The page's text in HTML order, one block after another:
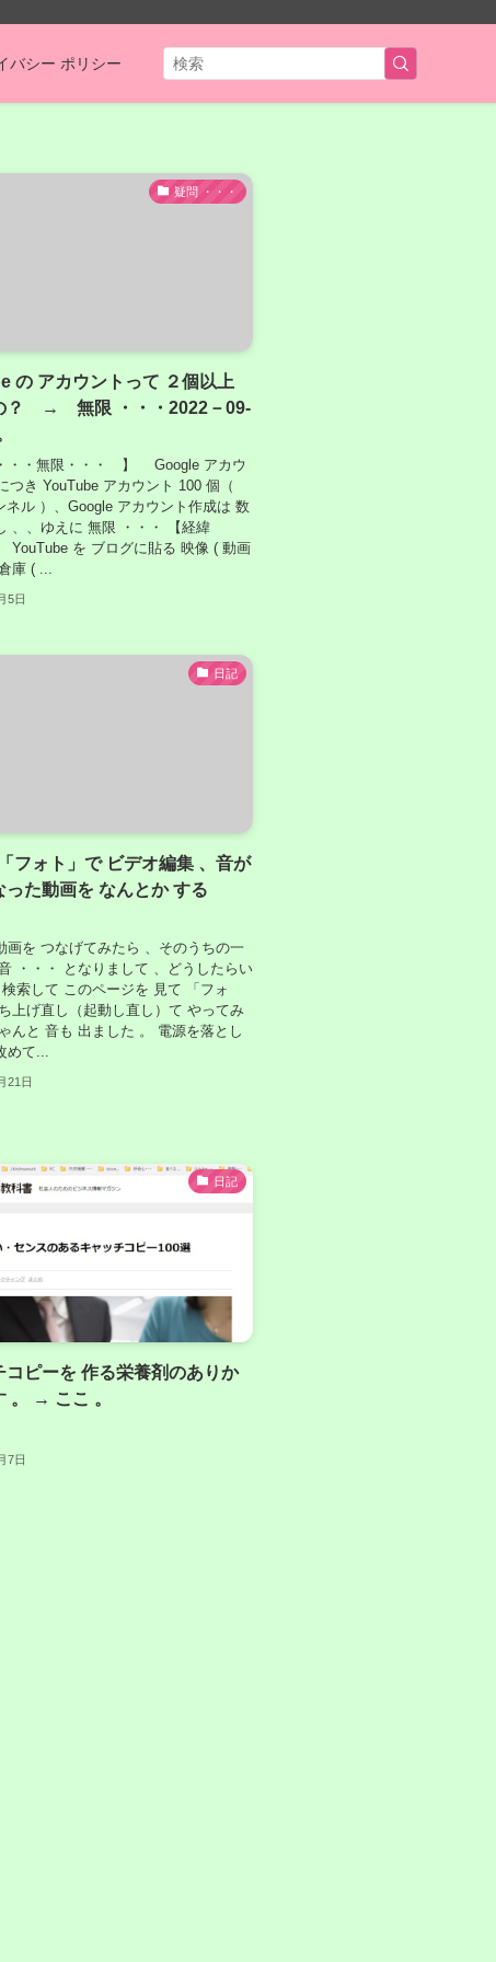
バシー ポリシー
疑問 ・・・
の アカウントって ２個以上
？ → 無限 ・・・2022－09‐
・・・無限・・・ 】 Google アカウ
つき YouTube アカウント 100 個（
ネル ）、Google アカウント作成は 数
、、ゆえに 無限 ・・・ 【経緯
YouTube を ブログに貼る 映像 ( 動画
庫 ( ...
5日
日記
フォト」で ビデオ編集 、音が
った動画を なんとか する
を つなげてみたら 、そのうちの一
・・・ となりまして 、どうしたらい
索して このページを 見て 「フォ
上げ直し（起動し直し）て やってみ
んと 音も 出ました 。 電源を落とし
て...
21日
日記
コピーを 作る栄養剤のありか
。 → ここ 。
7日